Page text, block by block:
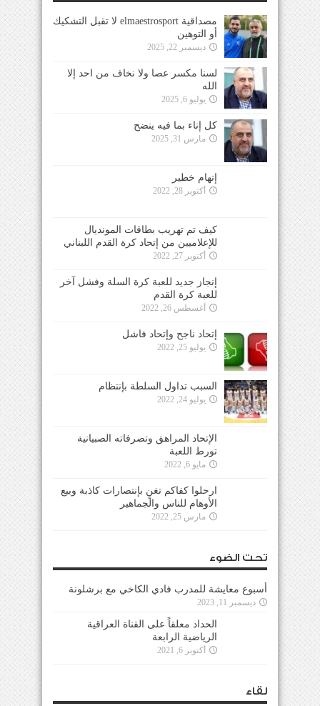
مصداقية elmaestrosport لا تقبل التشكيك
أو التوهين
ديسمبر 22, 2025
لسنا مكسر عصا ولا نخاف من احد إلا
الله
يوليو 6, 2025
كل إناء بما فيه ينضح
مارس 31, 2025
إتهام خطير
أكتوبر 28, 2022
كيف تم تهريب بطاقات المونديال
للإعلاميين من إتحاد كرة القدم اللبناني
أكتوبر 27, 2022
إنجاز جديد للعبة كرة السلة وفشل آخر
للعبة كرة القدم
أغسطس 26, 2022
إتحاد ناجح وإتحاد فاشل
يوليو 25, 2022
السبب تداول السلطة بإنتظام
يوليو 24, 2022
الإتحاد المراهق وتصرفاته الصبيانية
تورط اللعبة
مايو 6, 2022
ارحلوا كفاكم تغنٍ بإنتصارات كاذبة وبيع
الأوهام للناس والجماهير
مارس 25, 2022
تحت الضوء
أسبوع معايشة للمدرب فادي الكاخي مع برشلونة
ديسمبر 11, 2023
الحداد معلقاً على القناة العراقية
الرياضية الرابعة
أكتوبر 6, 2021
لقاء